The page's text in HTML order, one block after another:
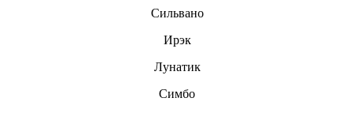
Сильвано
Ирэк
Лунатик
Симбо